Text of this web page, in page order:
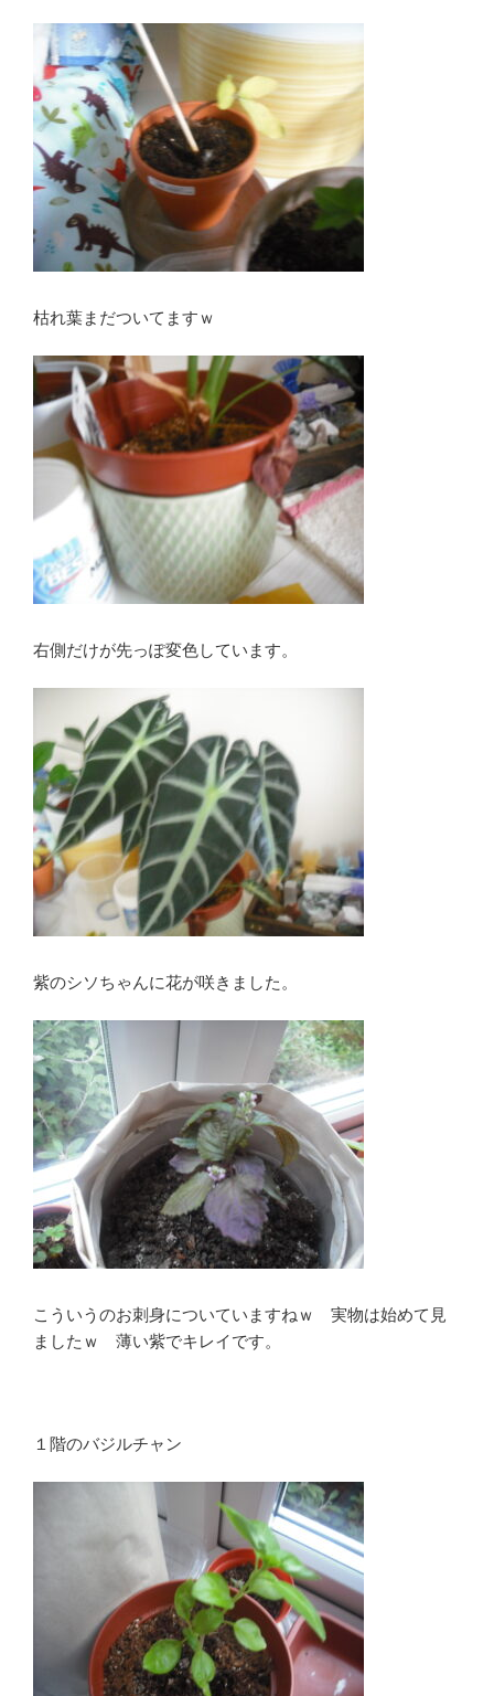
枯れ葉まだついてますｗ
右側だけが先っぽ変色しています。
紫のシソちゃんに花が咲きました。
こういうのお刺身についていますねｗ 実物は始めて見
ましたｗ 薄い紫でキレイです。
１階のバジルチャン